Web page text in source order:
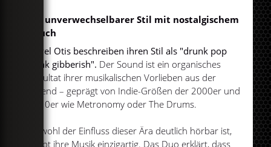
Ein unverwechselbarer Stil mit nostalgischem
Touch
Royel Otis beschreiben ihren Stil als "drunk pop
punk gibberish". Der Sound ist ein organisches
Resultat ihrer musikalischen Vorlieben aus der
Jugend – geprägt von Indie-Größen der 2000er und
2010er wie Metronomy oder The Drums.
Obwohl der Einfluss dieser Ära deutlich hörbar ist,
bleibt ihre Musik einzigartig. Das Duo erklärt, dass